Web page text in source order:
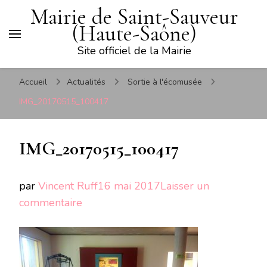
Mairie de Saint-Sauveur
(Haute-Saône)
Site officiel de la Mairie
Accueil Actualités
Sortie à l'écomusée
IMG_20170515_100417
IMG_20170515_100417
par Vincent Ruff16 mai 2017Laisser un
commentaire